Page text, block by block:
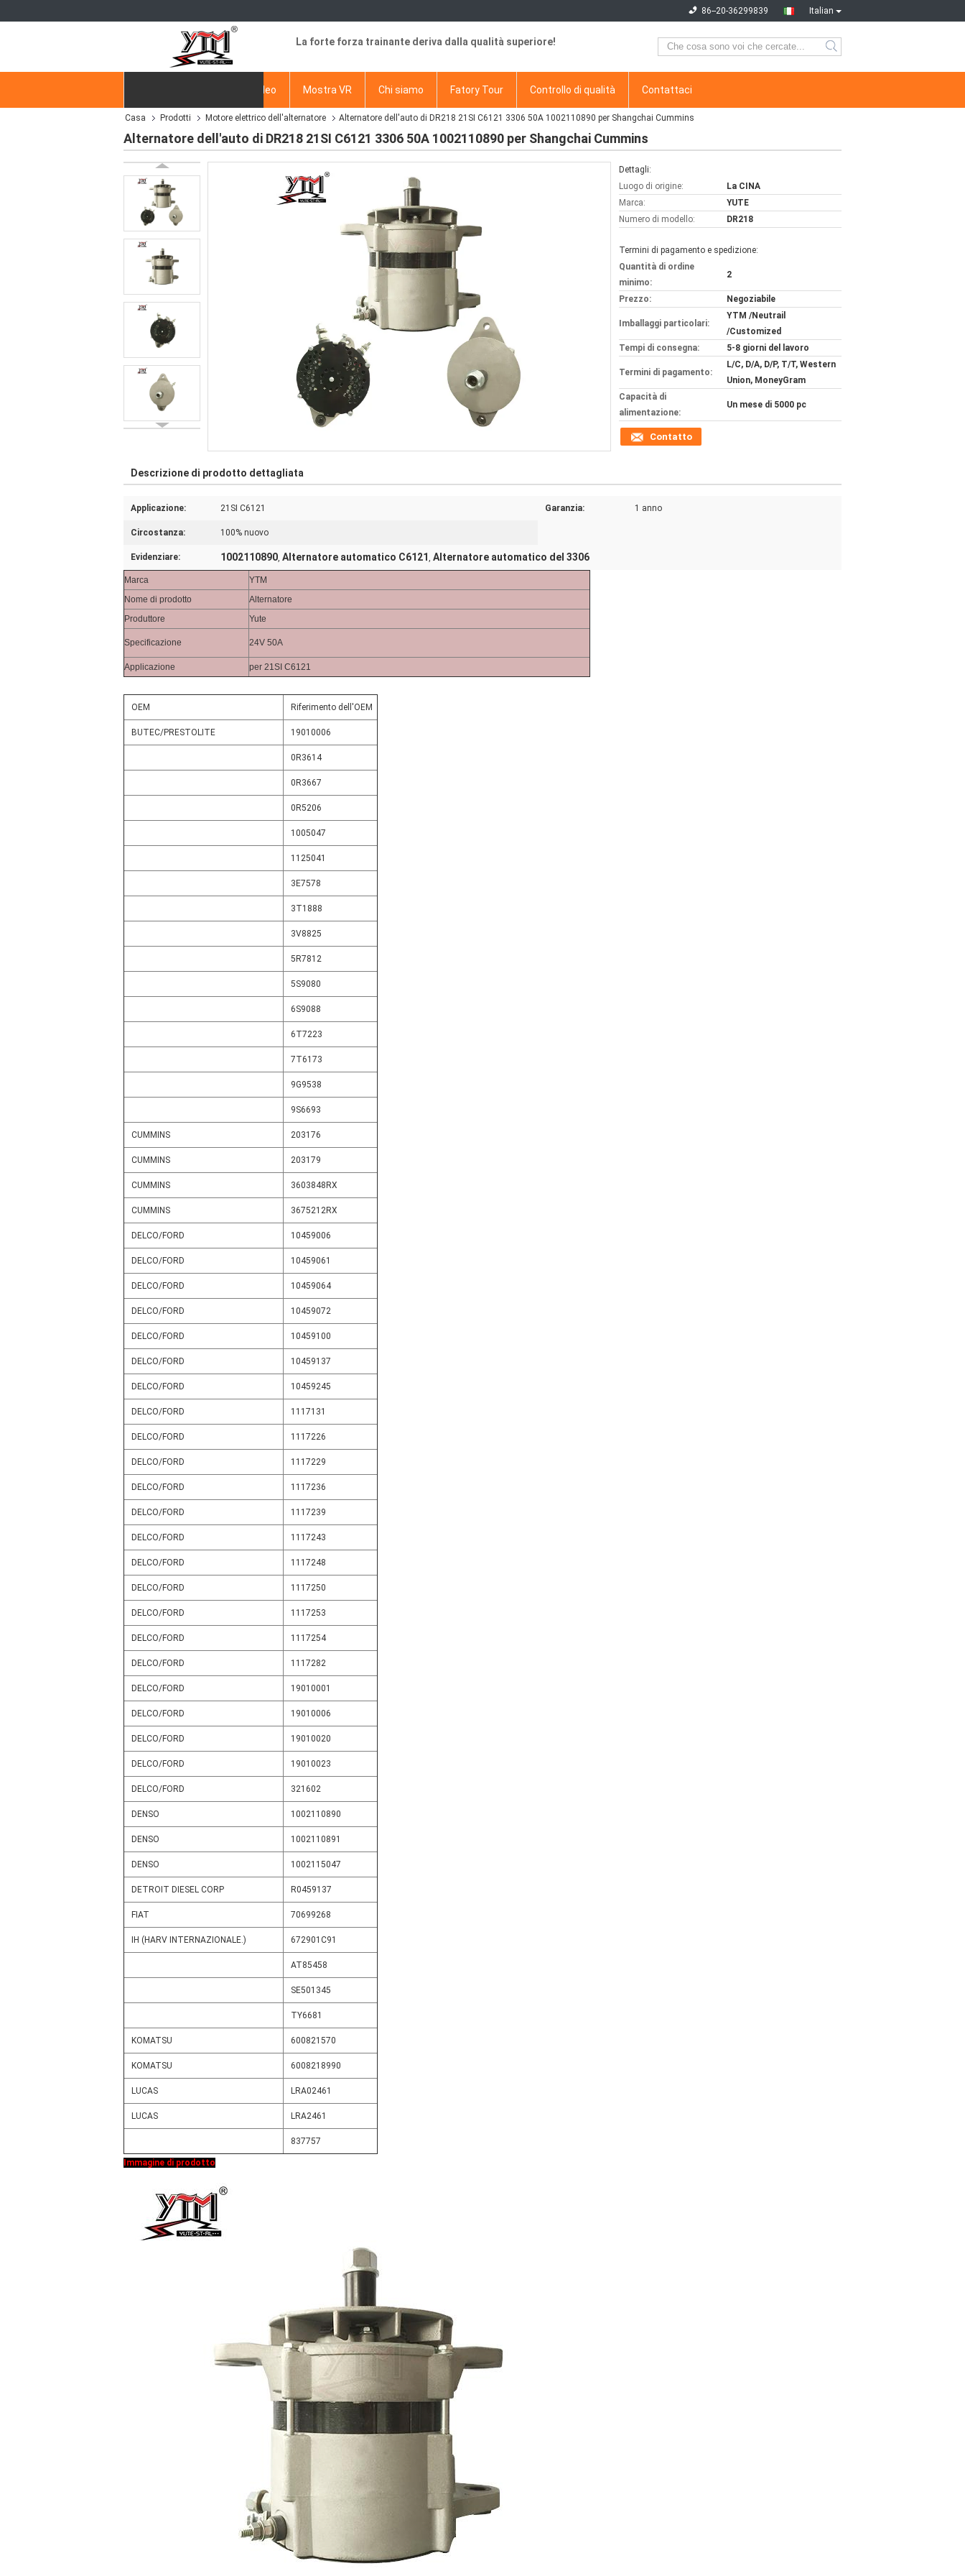
Italian
86--20-36299839
La forte forza trainante deriva dalla qualità superiore!
video Mostra VR Chi siamo Fatory Tour Controllo di qualità Contattaci
Casa Prodotti Motore elettrico dell'alternatore Alternatore dell'auto di DR218 21SI C6121 3306 50A 1002110890 per Shangchai Cummins
Alternatore dell'auto di DR218 21SI C6121 3306 50A 1002110890 per Shangchai Cummins
Dettagli:
Luogo di origine:
La CINA
Marca:
YUTE
Numero di modello:
DR218
Termini di pagamento e spedizione:
Quantità di ordine
minimo:
2
Prezzo: Negoziabile
Imballaggi particolari:
YTM /Neutrail
/Customized
Tempi di consegna:
5-8 giorni del lavoro
Termini di pagamento:
L/C, D/A, D/P, T/T, Western
Union, MoneyGram
Capacità di
alimentazione:
Un mese di 5000 pc
Contatto
Descrizione di prodotto dettagliata
Applicazione: 21SI C6121 Garanzia: 1 anno
Circostanza: 100% nuovo
Evidenziare: 1002110890, Alternatore automatico C6121 , Alternatore automatico del 3306
Marca
YTM
Nome di prodotto
Alternatore
Produttore
Yute
Specificazione 24V 50A
Applicazione per 21SI C6121
OEM Riferimento dell'OEM
BUTEC/PRESTOLITE 19010006
0R3614
0R3667
0R5206
1005047
1125041
3E7578
3T1888
3V8825
5R7812
5S9080
6S9088
6T7223
7T6173
9G9538
9S6693
CUMMINS 203176
CUMMINS 203179
CUMMINS 3603848RX
CUMMINS 3675212RX
DELCO/FORD 10459006
DELCO/FORD 10459061
DELCO/FORD 10459064
DELCO/FORD 10459072
DELCO/FORD 10459100
DELCO/FORD 10459137
DELCO/FORD 10459245
DELCO/FORD 1117131
DELCO/FORD 1117226
DELCO/FORD 1117229
DELCO/FORD 1117236
DELCO/FORD 1117239
DELCO/FORD 1117243
DELCO/FORD 1117248
DELCO/FORD 1117250
DELCO/FORD 1117253
DELCO/FORD 1117254
DELCO/FORD 1117282
DELCO/FORD 19010001
DELCO/FORD 19010006
DELCO/FORD 19010020
DELCO/FORD 19010023
DELCO/FORD 321602
DENSO 1002110890
DENSO 1002110891
DENSO 1002115047
DETROIT DIESEL CORP R0459137
FIAT 70699268
IH (HARV INTERNAZIONALE.) 672901C91
AT85458
SE501345
TY6681
KOMATSU 600821570
KOMATSU 6008218990
LUCAS LRA02461
LUCAS LRA2461
837757
Immagine di prodotto